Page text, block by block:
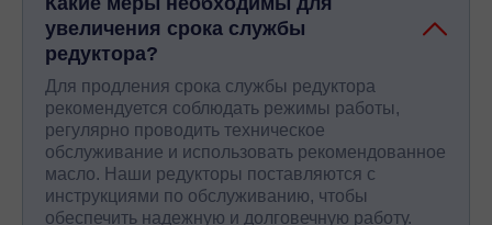
увеличения срока службы
редуктора?
Для продления срока службы редуктора
рекомендуется соблюдать режимы работы,
регулярно проводить техническое
обслуживание и использовать рекомендованное
масло. Наши редукторы поставляются с
инструкциями по обслуживанию, чтобы
обеспечить надежную и долговечную работу.